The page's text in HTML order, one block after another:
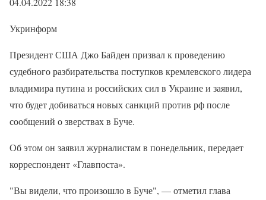
Укринформ
Президент США Джо Байден призвал к проведению
судебного разбирательства поступков кремлевского лидера
владимира путина и российских сил в Украине и заявил,
что будет добиваться новых санкций против рф после
сообщений о зверствах в Буче.
Об этом он заявил журналистам в понедельник, передает
корреспондент «Главпоста».
"Вы видели, что произошло в Буче", — отметил глава